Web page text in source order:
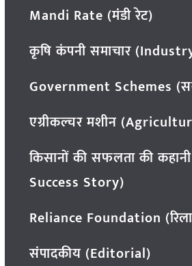
Mandi Rate (मंडी रेट)
कृषि कंपनी समाचार
Government Schemes
एग्रीकल्चर मशीन
किसानों की सफलता की
Success Story)
Reliance Foundation
संपादकीय (Editorial)